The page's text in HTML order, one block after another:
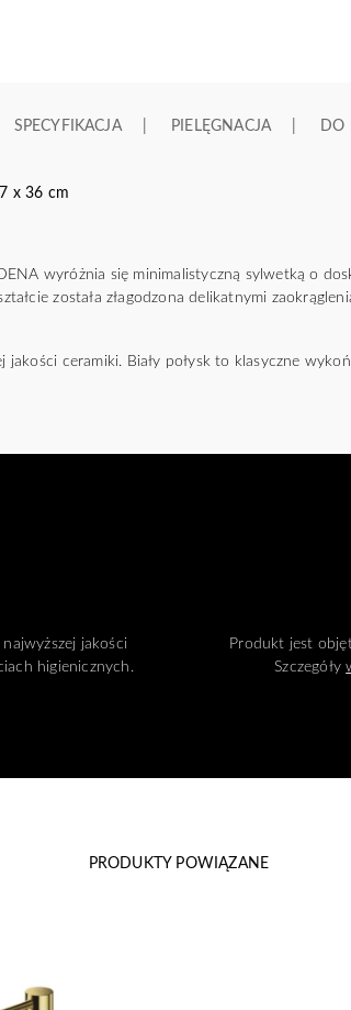
SPECYFIKACJA PIELĘGNACJA DO
x 36 cm
wyróżnia się minimalistyczną sylwetką o
została złagodzona delikatnymi
jakości ceramiki. Biały połysk to klasyczne
jakości
higienicznych.
Produkt jest
Szczegóły
PRODUKTY POWIĄZANE